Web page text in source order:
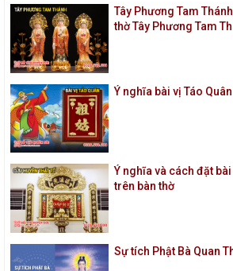
Tây Phương Tam
thờ Tây Phương Tam
Ý nghĩa bài vị Táo
Ý nghĩa và cách đặt
trên bàn thờ
Sự tích Phật Bà Quan